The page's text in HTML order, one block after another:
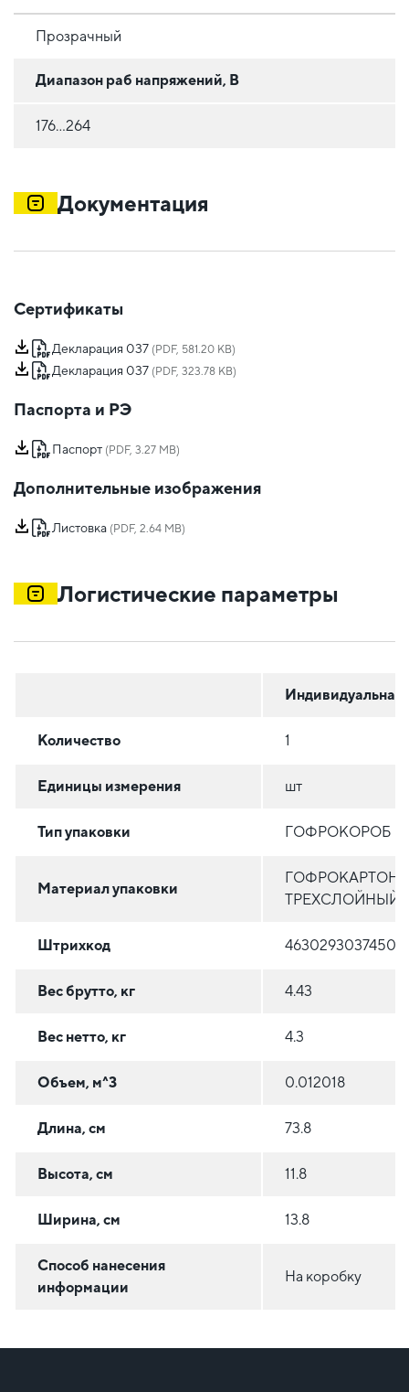
Прозрачный
Диапазон раб напряжений, В
176...264
Документация
Сертификаты
Декларация 037 (PDF, 581.20 KB)
Декларация 037 (PDF, 323.78 KB)
Паспорта и РЭ
Паспорт (PDF, 3.27 MB)
Дополнительные изображения
Листовка (PDF, 2.64 MB)
Логистические параметры
Индивидуальная
Количество 1
Единицы измерения шт
Тип упаковки ГОФРОКОРОБ
Материал упаковки
ГОФРОКАРТОН
ТРЕХСЛОЙНЫЙ
Штрихкод 4630293037450
Вес брутто, кг 4.43
Вес нетто, кг 4.3
Объем, м^3 0.012018
Длина, см 73.8
Высота, см 11.8
Ширина, см 13.8
Способ нанесения
информации
На коробку